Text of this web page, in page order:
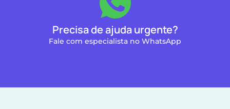
Precisa de ajuda urgente?
Fale com especialista no WhatsApp